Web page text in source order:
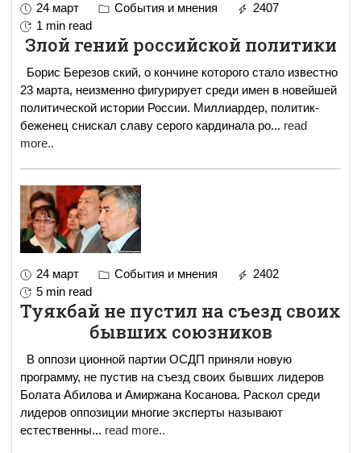
24 март События и мнения
2407
1 min read
Злой гений российской политики
Борис Березов ский, о кончине которого стало известно
23 марта, неизменно фигурирует среди имен в новейшей
политической истории России. Миллиардер, политик-
беженец снискал славу серого кардинала ро... read
more..
24 март События и мнения
2402
5 min read
Туякбай не пустил на съезд своих
бывших союзников
В оппози ционной партии ОСДП приняли новую
программу, не пустив на съезд своих бывших лидеров
Болата Абилова и Амиржана Косанова. Раскол среди
лидеров оппозиции многие эксперты называют
естественны... read more..